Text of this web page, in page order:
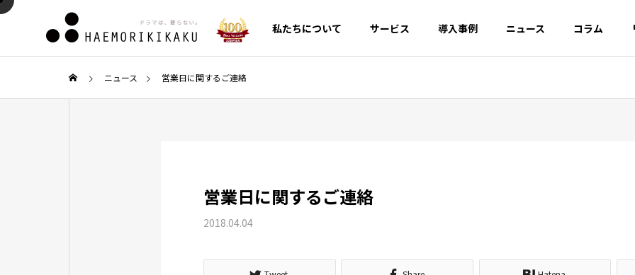
私たちについて サービス 導入事例 ニュース コラム
Google Search Console（サ
クロールバジェットとは？浪
構造化データによるマークア
ニュース 営業日に関するご連絡
営業日に関するご連絡
2018.04.04